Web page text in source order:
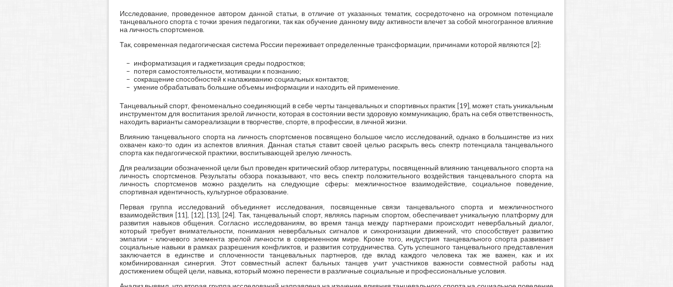
Исследование, проведенное автором данной статьи, в отличие от указанных тематик, сосредоточено на огромном потенциале
танцевального спорта с точки зрения педагогики, так как обучение данному виду активности влечет за собой многогранное влияние
на личность спортсменов.
Так, современная педагогическая система России переживает определенные трансформации, причинами которой являются [2]:
информатизация и гаджетизация среды подростков;
потеря самостоятельности, мотивации к познанию;
сокращение способностей к налаживанию социальных контактов;
умение обрабатывать большие объемы информации и находить ей применение.
Танцевальный спорт, феноменально соединяющий в себе черты танцевальных и спортивных практик [19], может стать уникальным
инструментом для воспитания зрелой личности, которая в состоянии вести здоровую коммуникацию, брать на себя ответственность,
находить варианты самореализации в творчестве, спорте, в профессии, в личной жизни.
Влиянию танцевального спорта на личность спортсменов посвящено большое число исследований, однако в большинстве из них
охвачен како-то один из аспектов влияния. Данная статья ставит своей целью раскрыть весь спектр потенциала танцевального
спорта как педагогической практики, воспитывающей зрелую личность.
Для реализации обозначенной цели был проведен критический обзор литературы, посвященный влиянию танцевального спорта на
личность спортсменов. Результаты обзора показывают, что весь спектр положительного воздействия танцевального спорта на
личность спортсменов можно разделить на следующие сферы: межличностное взаимодействие, социальное поведение,
спортивная идентичность, культурное образование.
Первая группа исследований объединяет исследования, посвященные связи танцевального спорта и межличностного
взаимодействия [11], [12], [13], [24]. Так, танцевальный спорт, являясь парным спортом, обеспечивает уникальную платформу для
развития навыков общения. Согласно исследованиям, во время танца между партнерами происходит невербальный диалог,
который требует внимательности, понимания невербальных сигналов и синхронизации движений, что способствует развитию
эмпатии - ключевого элемента зрелой личности в современном мире. Кроме того, индустрия танцевального спорта развивает
социальные навыки в рамках разрешения конфликтов, и развития сотрудничества. Суть успешного танцевального представления
заключается в единстве и сплоченности танцевальных партнеров, где вклад каждого человека так же важен, как и их
комбинированная синергия. Этот совместный аспект бальных танцев учит участников важности совместной работы над
достижением общей цели, навыка, который можно перенести в различные социальные и профессиональные условия.